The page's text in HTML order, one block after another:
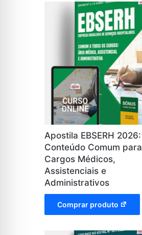
Apostila EBSERH 2026:
Conteúdo Comum para
Cargos Médicos,
Assistenciais e
Administrativos
Comprar produto